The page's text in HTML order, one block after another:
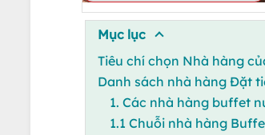
Mục lục
Tiêu chí chọn Nhà hàng
Danh sách nhà hàng Đặt
1. Các nhà hàng buffet
1.1 Chuỗi nhà hàng